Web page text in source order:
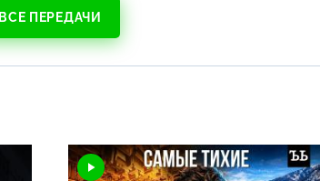
ВСЕ ПЕРЕДАЧИ